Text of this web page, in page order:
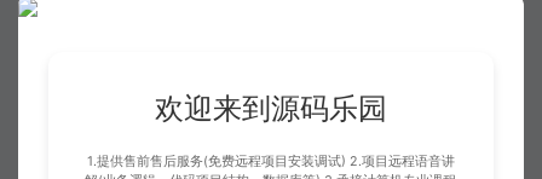
欢迎来到源码乐园
1.提供售前售后服务(免费远程项目安装调试) 2.项目远程语音讲